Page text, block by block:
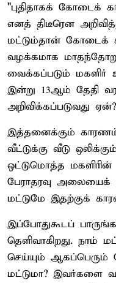
"புதிதாகக் கோடைக்
எனத் திடீரென
மட்டும்தான் கோடைக்
வழக்கமாக
வைக்கப்படும் மகளிர்
இன்று 13ஆம் தேதி
அறிவிக்கப்படுவது ஏன்?
இத்தனைக்கும் காரணம்
வீட்டுக்கு வீடு
ஒட்டுமொத்த மகளிரின்
பேராதரவு
மட்டுமே இதற்குக்
இப்போதுகூடப்
தெளிவாகிறது. நாம்
செய்யும் ஆகப்பெரும்
மட்டுமா? இவர்களை